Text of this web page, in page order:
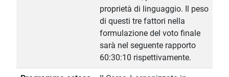
proprietà di linguaggio. Il peso
di questi tre fattori nella
formulazione del voto finale
sarà nel seguente rapporto
60:30:10 rispettivamente.